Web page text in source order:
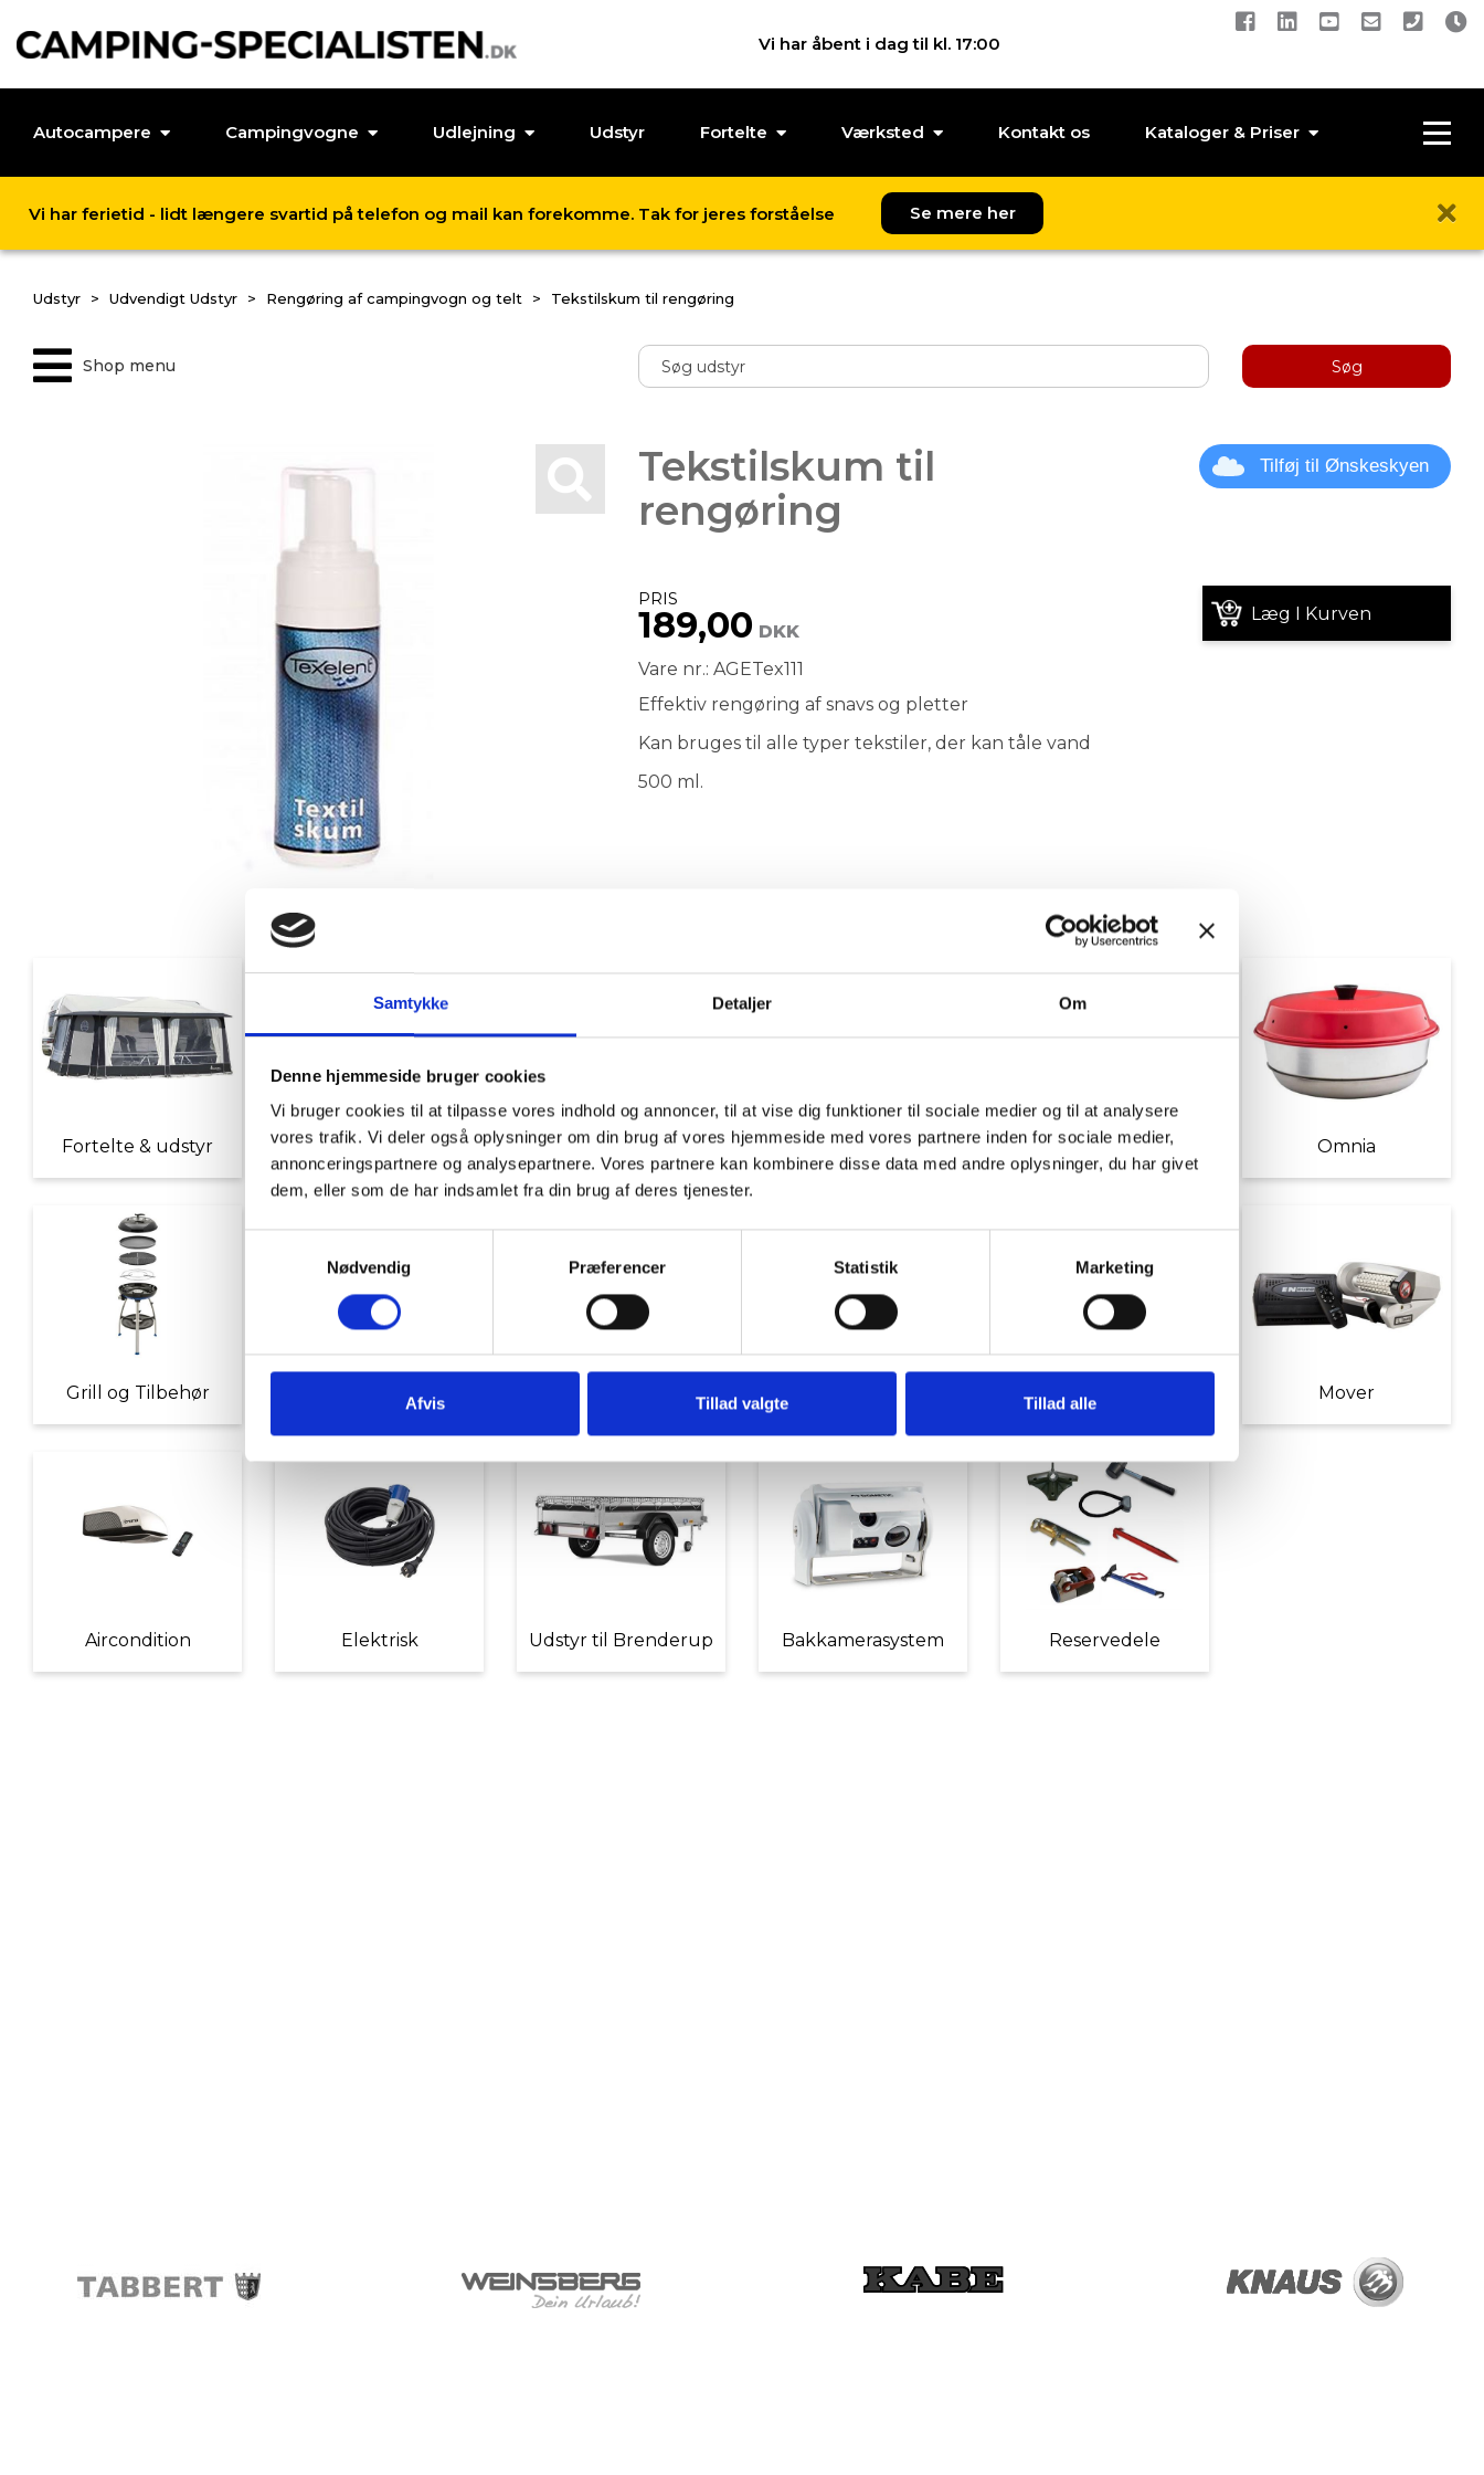
Samtykke Detaljer Om
Denne hjemmeside bruger cookies
Vi bruger cookies til at tilpasse vores indhold og annoncer, til at vise dig funktioner til sociale medier og til at analysere
vores trafik. Vi deler også oplysninger om din brug af vores hjemmeside med vores partnere inden for sociale medier,
annonceringspartnere og analysepartnere. Vores partnere kan kombinere disse data med andre oplysninger, du har givet
dem, eller som de har indsamlet fra din brug af deres tjenester.
Nødvendig
Præferencer Statistik Marketing
Afvis Tillad valgte Tillad alle
Vi har åbent i dag til kl. 17:00
Autocampere Campingvogne Udlejning Udstyr Fortelte Værksted Kontakt os Kataloger & Priser
Vi har ferietid - lidt længere svartid på telefon og mail kan forekomme. Tak for jeres forståelse Se mere her
Udstyr Udvendigt Udstyr Rengøring af campingvogn og telt Tekstilskum til rengøring
Shop menu Søg
Tekstilskum til
rengøring
Tilføj til Ønskeskyen
PRIS
189,00 DKK
Læg I Kurven
Vare nr.: AGETex111
Effektiv rengøring af snavs og pletter
Kan bruges til alle typer tekstiler, der kan tåle vand
500 ml.
Fortelte & udstyr Nyheder Tilbud Autocamper udstyr Møbler Omnia
Grill og Tilbehør Indvendigt Udstyr Udvendigt Udstyr Diverse tilbehør Mover
Aircondition Elektrisk Udstyr til Brenderup Bakkamerasystem Reservedele